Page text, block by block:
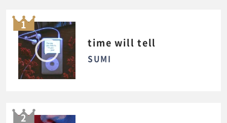
1
time will tell
SUMI
2